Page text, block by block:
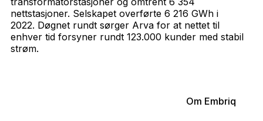
nettstasjoner. Selskapet overførte 6 216 GWh i
2022. Døgnet rundt sørger Arva for at nettet til
enhver tid forsyner rundt 123.000 kunder med stabil
strøm.
Om Embriq